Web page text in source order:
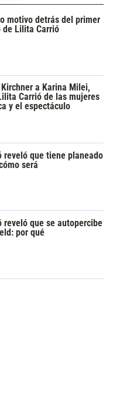
motivo detrás del primer
de Lilita Carrió
Kirchner a Karina Milei,
Carrió de las mujeres
y el espectáculo
reveló que tiene planeado
será
reveló que se autopercibe
por qué